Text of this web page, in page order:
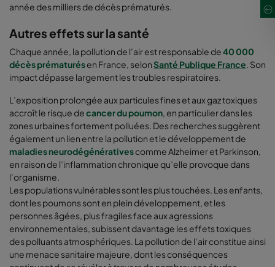
année des milliers de décès prématurés.
Autres effets sur la santé
Chaque année, la pollution de l’air est responsable de40 000
décès prématurésen France, selonSanté Publique France. Son
impact dépasse largement les troubles respiratoires.
L’exposition prolongée aux particules fines et aux gaz toxiques
accroît le risque decancer du poumon, en particulier dans les
zones urbaines fortement polluées. Des recherches suggèrent
également un lien entre la pollution et le développement de
maladies neurodégénérativescomme Alzheimer et Parkinson,
en raison de l’inflammation chronique qu’elle provoque dans
l’organisme.
Les populations vulnérables sont les plus touchées. Les enfants,
dont les poumons sont en plein développement, et les
personnes âgées, plus fragiles face aux agressions
environnementales, subissent davantage les effets toxiques
des polluants atmosphériques. La pollution de l’air constitue ainsi
une menace sanitaire majeure, dont les conséquences